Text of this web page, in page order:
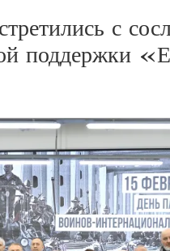
с
поддержки